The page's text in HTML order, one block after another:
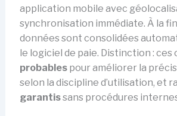
application mobile avec
synchronisation immédiate. À la fin
données sont consolidées
le logiciel de paie. Distinction : ces
probablespour améliorer la
selon la discipline d’utilisation, et
garantissans procédures